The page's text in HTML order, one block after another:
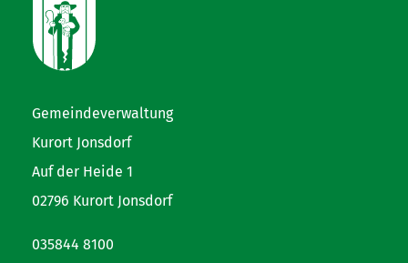
Gemeindeverwaltung
Kurort Jonsdorf
Auf der Heide 1
02796 Kurort Jonsdorf
035844 8100